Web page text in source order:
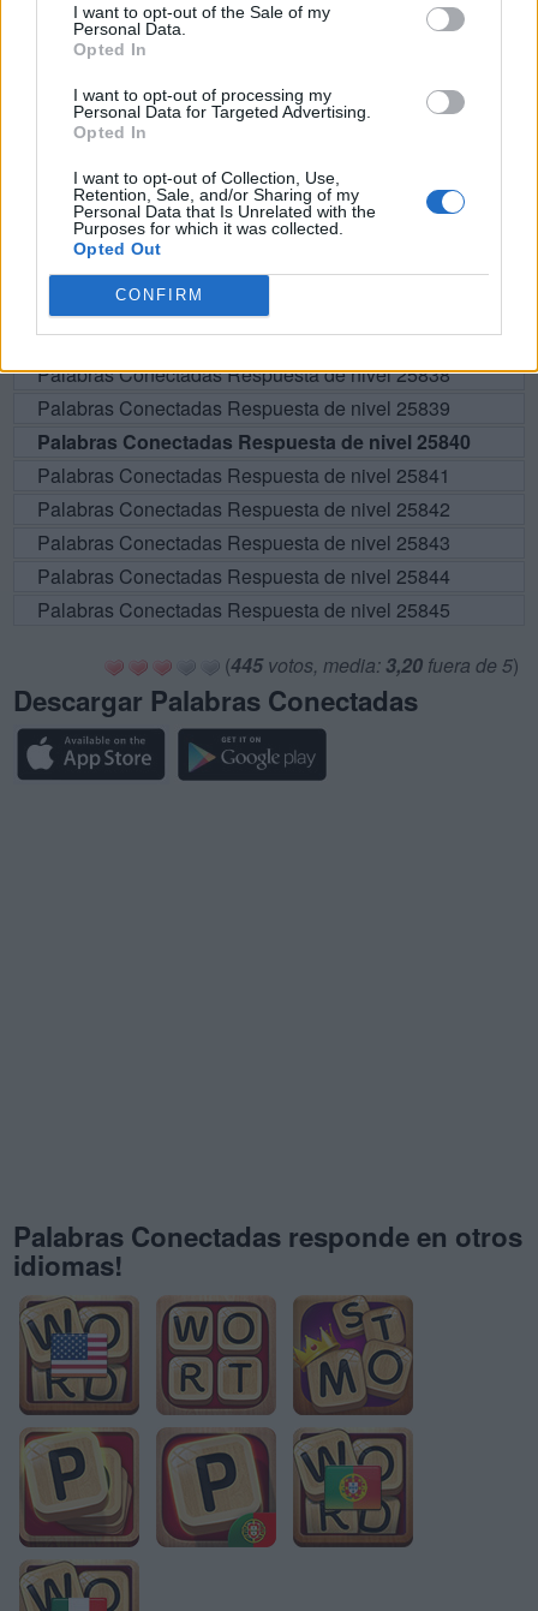
I want to opt-out of the Sale of my
Personal Data.
Opted In
I want to opt-out of processing my
Personal Data for Targeted Advertising.
Opted In
I want to opt-out of Collection, Use,
Retention, Sale, and/or Sharing of my
Personal Data that Is Unrelated with the
Purposes for which it was collected.
Opted Out
CONFIRM
A R
BUSCAR MÁS
RESPUESTAS
Por favor seleccione los niveles:
Palabras Conectadas Respuesta de nivel 25835
Palabras Conectadas Respuesta de nivel 25836
Palabras Conectadas Respuesta de nivel 25837
Palabras Conectadas Respuesta de nivel 25838
Palabras Conectadas Respuesta de nivel 25839
Palabras Conectadas Respuesta de nivel 25840
Palabras Conectadas Respuesta de nivel 25841
Palabras Conectadas Respuesta de nivel 25842
Palabras Conectadas Respuesta de nivel 25843
Palabras Conectadas Respuesta de nivel 25844
Palabras Conectadas Respuesta de nivel 25845
(445votos, media: 3,20 fuera de 5)
Descargar Palabras Conectadas
Palabras Conectadas responde en otros
idiomas!